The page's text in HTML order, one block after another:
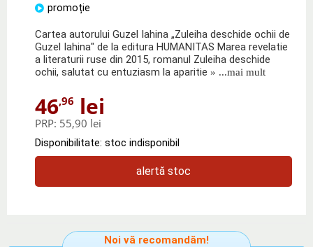
promoție
Cartea autorului Guzel Iahina „Zuleiha deschide ochii de
Guzel Iahina" de la editura HUMANITAS Marea revelatie
a literaturii ruse din 2015, romanul Zuleiha deschide
ochii, salutat cu entuziasm la aparitie » ...mai mult
46,96 lei
PRP: 55,90 lei
Disponibilitate: stoc indisponibil
alertă stoc
Noi vă recomandăm!